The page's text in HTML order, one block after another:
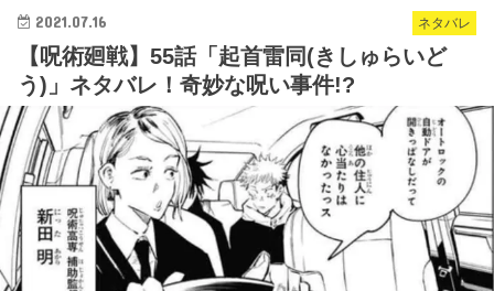
ネタバレ
2021.07.16
【呪術廻戦】55話「起首雷同(きしゅらいど
う)」ネタバレ！奇妙な呪い事件!?